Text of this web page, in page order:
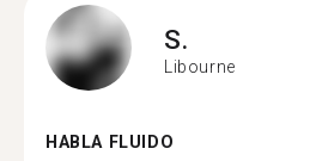
S.
Libourne
HABLA FLUIDO